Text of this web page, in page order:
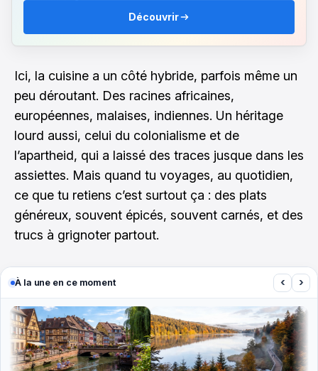
Découvrir
Ici, la cuisine a un côté hybride, parfois même un
peu déroutant. Des racines africaines,
européennes, malaises, indiennes. Un héritage
lourd aussi, celui du colonialisme et de
l’apartheid, qui a laissé des traces jusque dans les
assiettes. Mais quand tu voyages, au quotidien,
ce que tu retiens c’est surtout ça : des plats
généreux, souvent épicés, souvent carnés, et des
trucs à grignoter partout.
À la une en ce moment ‹ ›